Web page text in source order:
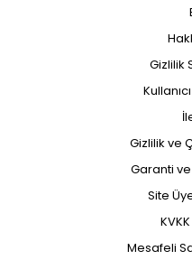
Gizlilik
Gizlilik ve
Garanti
Site
Mesafeli